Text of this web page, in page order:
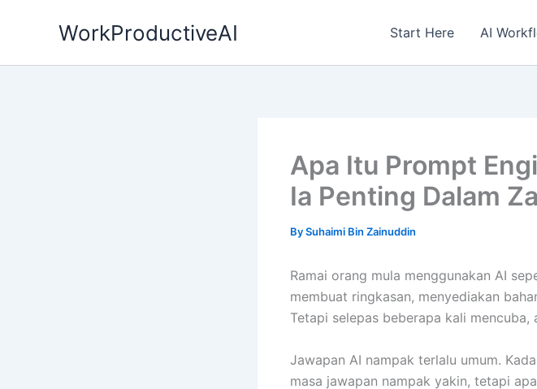
WorkProductiveAI Start Here AI
Apa Itu Prompt
Ia Penting Dalam
BySuhaimi Bin Zainuddin
Ramai orang mula menggunakan AI
membuat ringkasan, menyediakan
Tetapi selepas beberapa kali mencuba,
Jawapan AI nampak terlalu umum.
masa jawapan nampak yakin, tetapi